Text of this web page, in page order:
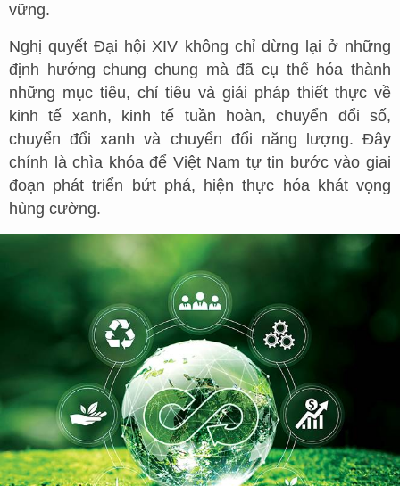
vững.
Nghị quyết Đại hội XIV không chỉ dừng lại ở những
định hướng chung chung mà đã cụ thể hóa thành
những mục tiêu, chỉ tiêu và giải pháp thiết thực về
kinh tế xanh, kinh tế tuần hoàn, chuyển đổi số,
chuyển đổi xanh và chuyển đổi năng lượng. Đây
chính là chìa khóa để Việt Nam tự tin bước vào giai
đoạn phát triển bứt phá, hiện thực hóa khát vọng
hùng cường.